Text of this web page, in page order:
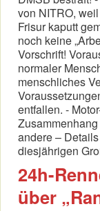
von NITRO,
Frisur kaputt
noch keine
Vorschrift!
normaler
menschliches
entfallen. -
andere –
diesjährigen
24h-
über